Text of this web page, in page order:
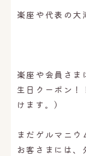
楽座や代表の大
楽座や会員さま
生日クーポン！
けます。）
まだゲルマニウ
お客さまには、